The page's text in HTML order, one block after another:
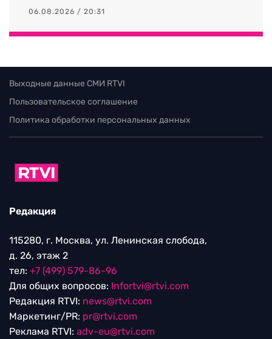
НОВОСТИ
аэропортом
Выходные данные СМИ RTVI
Пользовательское соглашение
Политика обработки персональных данных